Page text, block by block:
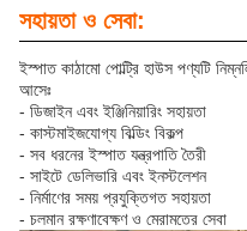
সহায়তা ও সেবা:
ইস্পাত কাঠামো পোল্ট্রি হাউস পণ্যটি
আসেঃ
- ডিজাইন এবং ইঞ্জিনিয়ারিং সহায়তা
- কাস্টমাইজযোগ্য বিল্ডিং বিকল্প
- সব ধরনের ইস্পাত যন্ত্রপাতি তৈরী
- সাইটে ডেলিভারি এবং ইনস্টলেশন
- নির্মাণের সময় প্রযুক্তিগত সহায়তা
- চলমান রক্ষণাবেক্ষণ ও মেরামতের সেবা